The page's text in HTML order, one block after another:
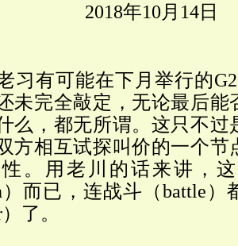
2018年10 月 14日
习有可能在下月举行的
未完全敲定，无论最后能
么，都无所谓。这只不过
方相互试探叫价的一个节
。用老川的话来讲，
）而已，连战斗（battle
了。